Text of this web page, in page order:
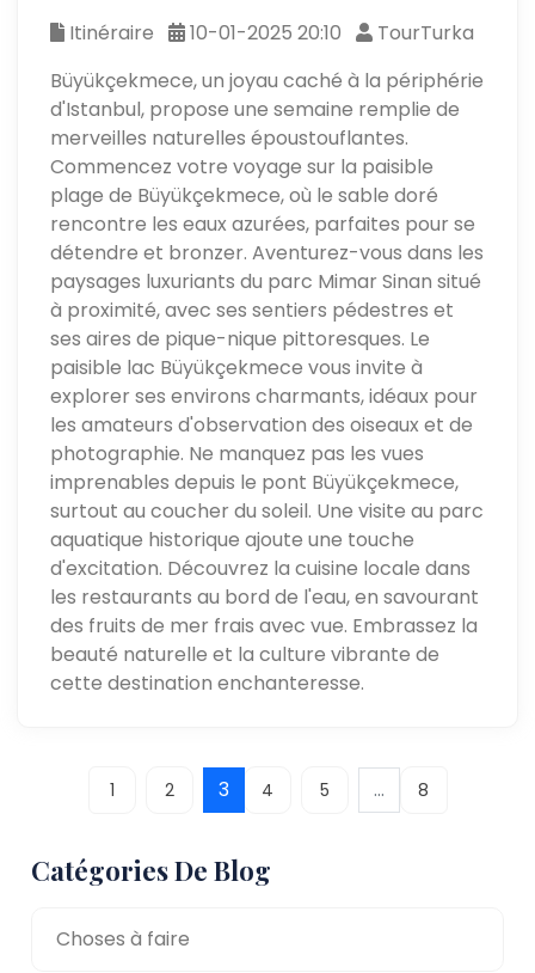
Itinéraire 10-01-2025 20:10
TourTurka
Büyükçekmece, un joyau caché à la périphérie
d'Istanbul, propose une semaine remplie de
merveilles naturelles époustouflantes.
Commencez votre voyage sur la paisible
plage de Büyükçekmece, où le sable doré
rencontre les eaux azurées, parfaites pour se
détendre et bronzer. Aventurez-vous dans les
paysages luxuriants du parc Mimar Sinan situé
à proximité, avec ses sentiers pédestres et
ses aires de pique-nique pittoresques. Le
paisible lac Büyükçekmece vous invite à
explorer ses environs charmants, idéaux pour
les amateurs d'observation des oiseaux et de
photographie. Ne manquez pas les vues
imprenables depuis le pont Büyükçekmece,
surtout au coucher du soleil. Une visite au parc
aquatique historique ajoute une touche
d'excitation. Découvrez la cuisine locale dans
les restaurants au bord de l'eau, en savourant
des fruits de mer frais avec vue. Embrassez la
beauté naturelle et la culture vibrante de
cette destination enchanteresse.
1 2 3 4 5 ... 8
Catégories De Blog
Choses à faire